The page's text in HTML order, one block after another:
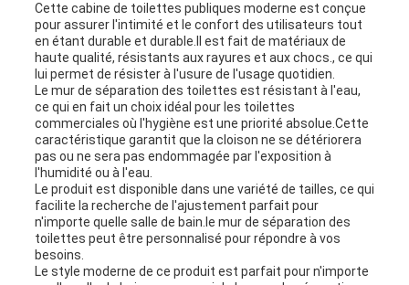
Cette cabine de toilettes publiques moderne est conçue
pour assurer l'intimité et le confort des utilisateurs tout
en étant durable et durable.Il est fait de matériaux de
haute qualité, résistants aux rayures et aux chocs., ce qui
lui permet de résister à l'usure de l'usage quotidien.
Le mur de séparation des toilettes est résistant à l'eau,
ce qui en fait un choix idéal pour les toilettes
commerciales où l'hygiène est une priorité absolue.Cette
caractéristique garantit que la cloison ne se détériorera
pas ou ne sera pas endommagée par l'exposition à
l'humidité ou à l'eau.
Le produit est disponible dans une variété de tailles, ce qui
facilite la recherche de l'ajustement parfait pour
n'importe quelle salle de bain.le mur de séparation des
toilettes peut être personnalisé pour répondre à vos
besoins.
Le style moderne de ce produit est parfait pour n'importe